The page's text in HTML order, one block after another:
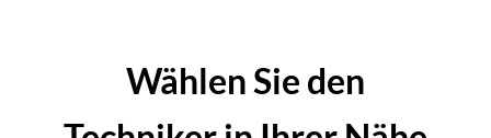
Technikerin Ihrer Nähe